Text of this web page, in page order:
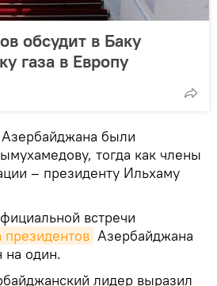
обсудит в Баку
газа в Европу
были
тогда как члены
– президенту Ильхаму
встречи
президентов Азербайджана
на один.
лидер выразил